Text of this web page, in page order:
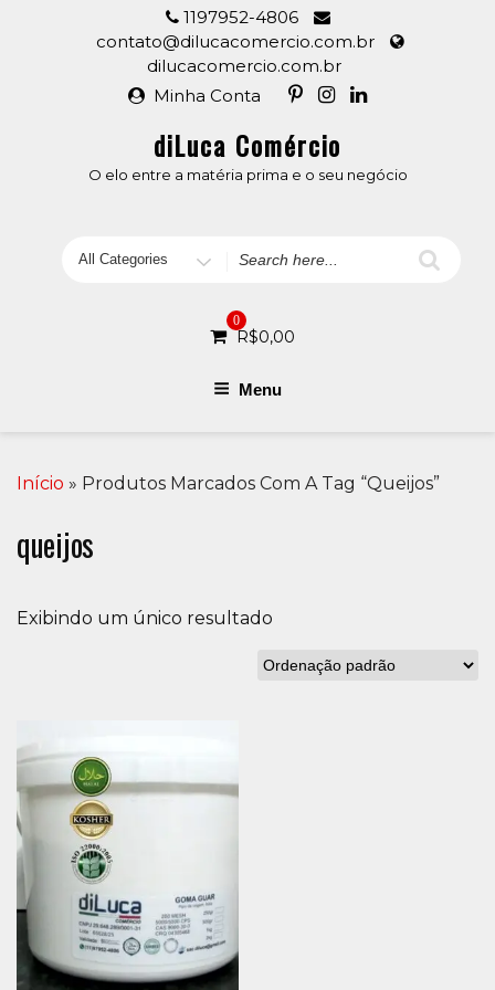
1197952-4806
contato@dilucacomercio.com.br
dilucacomercio.com.br
Minha Conta
diLuca Comércio
O elo entre a matéria prima e o seu negócio
Search
0
R$0,00
Menu
Início » Produtos Marcados Com A Tag “queijos”
queijos
Exibindo um único resultado